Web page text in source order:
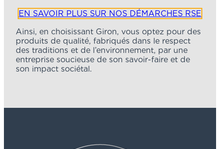
EN SAVOIR PLUS SUR NOS DÉMARCHES RSE
Ainsi, en choisissant Giron, vous optez pour des
produits de qualité, fabriqués dans le respect
des traditions et de l’environnement, par une
entreprise soucieuse de son savoir-faire et de
son impact sociétal.